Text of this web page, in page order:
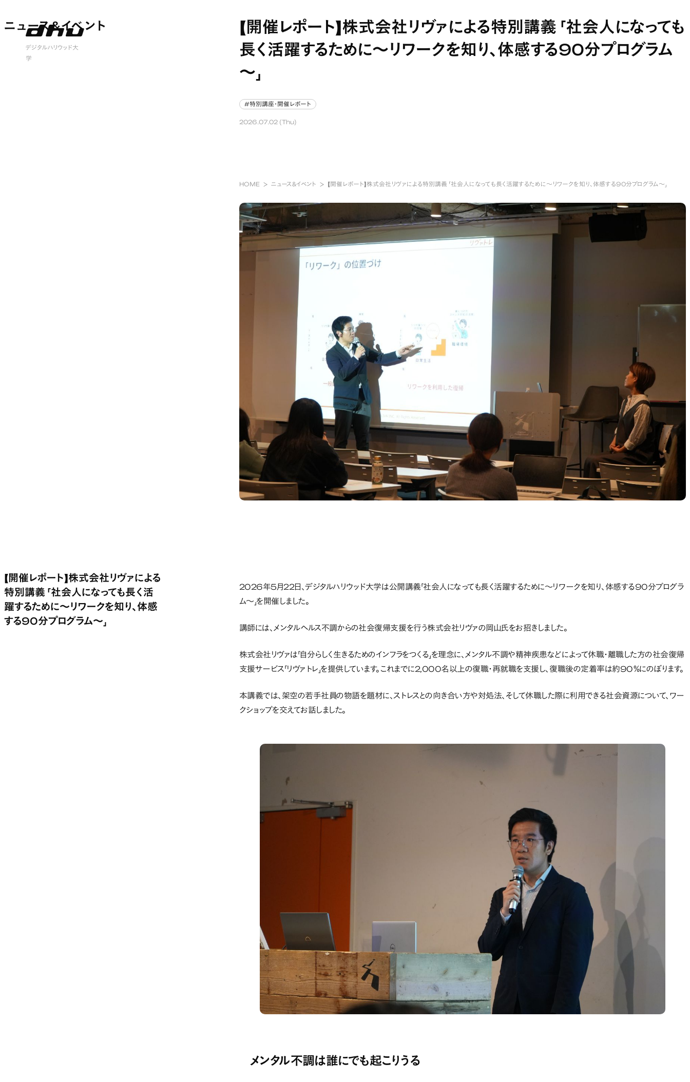
デジタルハリウッド大
学
ニュース&イベント
【開催レポート】株式会社リヴァによる特別講義 「社会人になっても
長く活躍するために～リワークを知り、体感する90分プログラム
～」
#特別講座・開催レポート
2026.07.02 (Thu)
HOME ニュース&イベント 【開催レポート】株式会社リヴァによる特別講義 「社会人になっても長く活躍するために～リワークを知り、体感する90分プログラム～」
【開催レポート】株式会社リヴァによる
特別講義 「社会人になっても長く活
躍するために～リワークを知り、体感
する90分プログラム～」
2026年5月22日、デジタルハリウッド大学は公開講義「社会人になっても長く活躍するために～リワークを知り、体感する90分プログラ
ム～」を開催しました。
講師には、メンタルヘルス不調からの社会復帰支援を行う株式会社リヴァの岡山氏をお招きしました。
株式会社リヴァは「自分らしく生きるためのインフラをつくる」を理念に、メンタル不調や精神疾患などによって休職・離職した方の社会復帰
支援サービス「リヴァトレ」を提供しています。これまでに2,000名以上の復職・再就職を支援し、復職後の定着率は約90％にのぼります。
本講義では、架空の若手社員の物語を題材に、ストレスとの向き合い方や対処法、そして休職した際に利用できる社会資源について、ワー
クショップを交えてお話しました。
メンタル不調は誰にでも起こりうる